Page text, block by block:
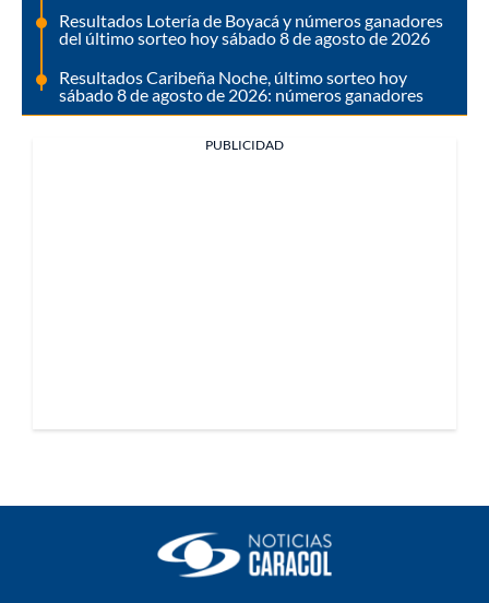
Resultados Lotería de Boyacá y números ganadores
del último sorteo hoy sábado 8 de agosto de 2026
Resultados Caribeña Noche, último sorteo hoy
sábado 8 de agosto de 2026: números ganadores
PUBLICIDAD